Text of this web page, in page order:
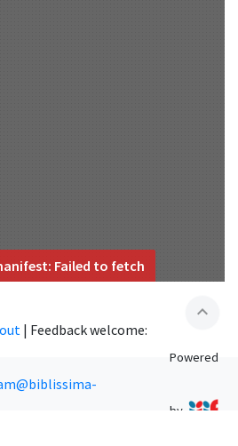
Failed to fetch
expand_less
| Feedback welcome:
Powered
by